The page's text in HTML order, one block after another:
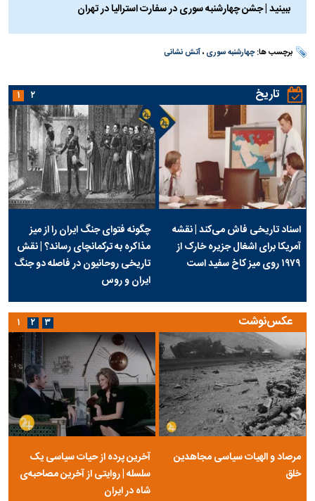
ببینید | جشن چهارشنبه سوری در سفارت استرالیا در تهران
برچسب ها:چهارشنبه سوری ،آتش نشانی
تاریخ
اسناد تاریخی فاش می‌کند | نقشه
آمریکا برای اشغال جزیره خارک از
۱۹۷۹ روی میز کاخ سفید است
چگونه فتوای جنگ ایران را از میز
مذاکره به ترکمانچای رساند؟ | نقش
تاریخی روحانیون در فاصله دو جنگ
ایران و روس
۱ ۲
عکس‌نوشت
مرصاد و الهیات سیاسی مجاهدین
خلق
آخرین پرده از حیات سیاسی یک
سلسله | روایتی از آخرین مصاحبه‌ی
شاه در ایران
۱ ۲ ۳